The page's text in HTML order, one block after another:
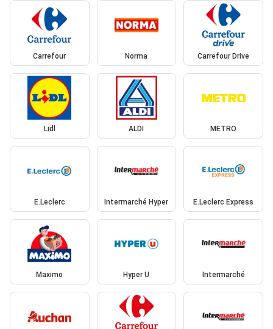
Carrefour Norma Carrefour Drive
Lidl ALDI METRO
E.Leclerc Intermarché Hyper E.Leclerc Express
Maximo Hyper U Intermarché